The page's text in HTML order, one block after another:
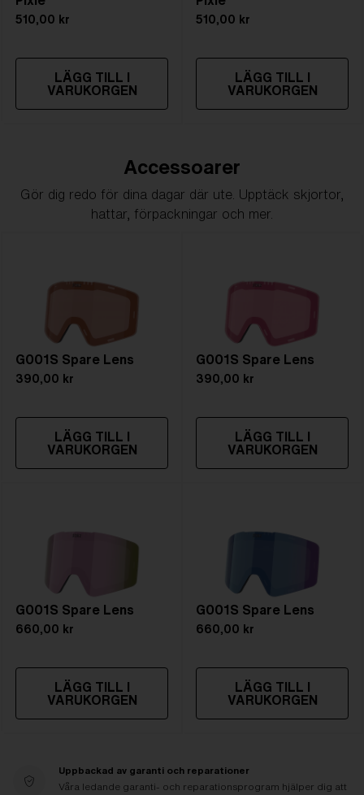
510,00 kr
LÄGG TILL I
VARUKORGEN
510,00 kr
LÄGG TILL I
VARUKORGEN
Accessoarer
Gör dig redo för dina dagar där ute. Upptäck skjortor,
hattar, förpackningar och mer.
G001S Spare Lens
390,00 kr
LÄGG TILL I
VARUKORGEN
G001S Spare Lens
390,00 kr
LÄGG TILL I
VARUKORGEN
G001S Spare Lens
660,00 kr
LÄGG TILL I
VARUKORGEN
G001S Spare Lens
660,00 kr
LÄGG TILL I
VARUKORGEN
Uppbackad av garanti och reparationer
Våra ledande garanti- och reparationsprogram hjälper dig att